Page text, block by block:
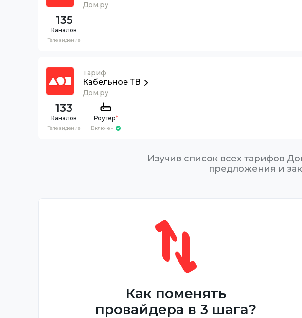
Дом.ру
135
Каналов
Телевидение
Тариф
Кабельное ТВ
Дом.ру
133
Каналов
Телевидение
Роутер*
Включен
Изучив список всех тарифов
предложения и
Как поменять
провайдера в 3 шага?